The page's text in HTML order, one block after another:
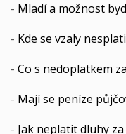
- Mladí a možnost
- Kde se vzaly
- Co s nedoplatkem
- Mají se peníze
- Jak neplatit dluhy